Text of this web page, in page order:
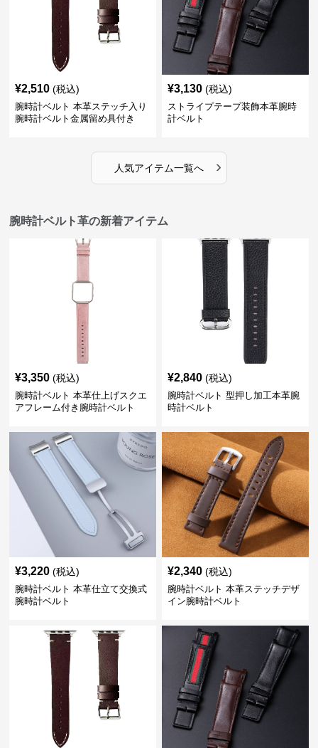
¥2,510 (税込)
腕時計ベルト 本革ステッチ入り
腕時計ベルト金属留め具付き
¥3,130 (税込)
ストライプテープ装飾本革腕時
計ベルト
人気アイテム一覧へ ›
腕時計ベルト革の新着アイテム
¥3,350 (税込)
腕時計ベルト 本革仕上げスクエ
アフレーム付き腕時計ベルト
¥2,840 (税込)
腕時計ベルト 型押し加工本革腕
時計ベルト
¥3,220 (税込)
腕時計ベルト 本革仕立て交換式
腕時計ベルト
¥2,340 (税込)
腕時計ベルト 本革ステッチデザ
イン腕時計ベルト